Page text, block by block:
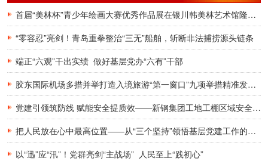
首届“美林杯”青少年绘画大赛优秀作品展在银川韩美林艺术馆隆重开幕
“零容忍”亮剑！青岛重拳整治“三无”船舶，斩断非法捕捞源头链条
端正“六观”干出实绩 做好基层党办“六有”干部
胶东国际机场多措并举打造入境旅游“第一窗口”九项举措精准发力，助力青岛建设国际滨海旅游度假胜地
党建引领筑防线 赋能安全提质效——新钢集团工地工棚区域安全管理创新实践研究
把人民放在心中最高位置——从“三个坚持”领悟基层党建工作的为民初心
以“迅”应“汛”！党群亮剑“主战场” 人民至上“践初心”